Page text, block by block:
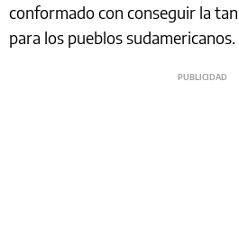
conformado con conseguir la
para los pueblos sudamericanos.